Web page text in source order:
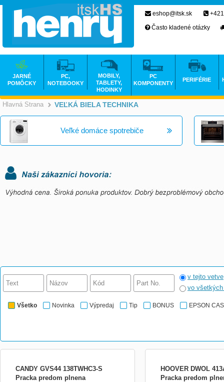
Hlavná Strana >
VEĽKÁ BIELA TECHNIKA
Veľké domáce spotrebiče
v tejto vetve
vo
Všetko Novinka Výpredaj Tip BONUS EPSON
CANDY GVS44 138TWHC3-S
Pracka predom plnena
HOOVER DWOL
Pracka predom
eshop@itsk.sk
Často kladené otázky
JARNÉ
POMÔCKY
PC,
NOTEBOOKY
MOBILY,
TABLETY,
HODINKY
PC
KOMPONENTY
PERIFÉRIE